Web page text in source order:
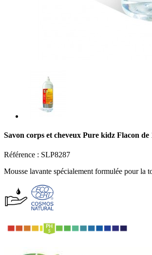
Savon corps et cheveux Pure kidz Flacon de
Référence : SLP8287
Mousse lavante spécialement formulée pour la